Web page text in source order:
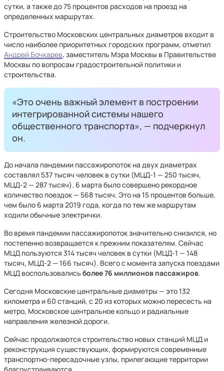
сутки, а также до 75 процентов расходов на проезд на
определенных маршрутах.
Строительство Московских центральных диаметров входит в
число наиболее приоритетных городских программ, отметил
Андрей Бочкарев, заместитель Мэра Москвы в Правительстве
Москвы по вопросам градостроительной политики и
строительства.
«Это очень важный элемент в построении
интегрированной системы нашего
общественного транспорта», — подчеркнул
он.
До начала пандемии пассажиропоток на двух диаметрах
составлял 537 тысяч человек в сутки (МЦД-1 — 250 тысяч,
МЦД-2 — 287 тысяч). 6 марта было совершено рекордное
количество поездок — 568 тысяч. Это на 15 процентов больше,
чем было 6 марта 2019 года, когда по тем же маршрутам
ходили обычные электрички.
Во время пандемии пассажиропоток значительно снизился, но
постепенно возвращается к прежним показателям. Сейчас
МЦД пользуются 314 тысяч человек в сутки (МЦД-1 — 148
тысяч, МЦД-2 — 166 тысяч). Всего с момента запуска поездами
МЦД воспользовались более 76 миллионов пассажиров.
Сегодня Московские центральные диаметры — это 132
километра и 60 станций, с 20 из которых можно пересесть на
метро, Московское центральное кольцо и радиальные
направления железной дороги.
Сейчас продолжаются строительство новых станций МЦД и
реконструкция существующих, формируются современные
транспортно-пересадочные узлы, прилегающие территории